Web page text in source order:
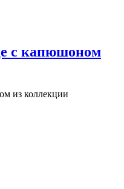
с капюшоном
из коллекции